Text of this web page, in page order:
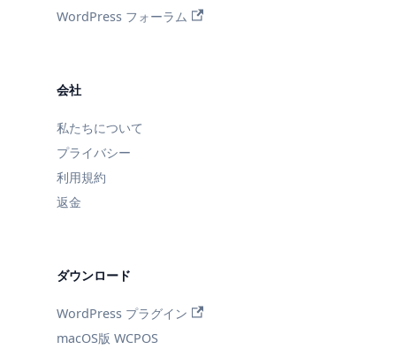
WordPress フォーラム
会社
私たちについて
プライバシー
利用規約
返金
ダウンロード
WordPress プラグイン
macOS版 WCPOS